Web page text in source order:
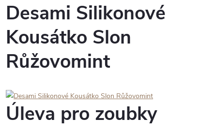
Desami Silikonové
Kousátko Slon
Růžovomint
Úleva pro zoubky